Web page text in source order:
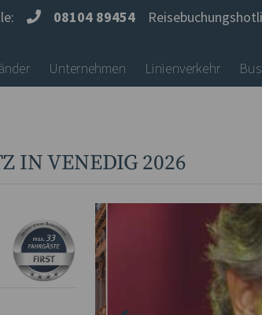
08104 89454
Unternehmen Linienverkehr
IN VENEDIG 2026